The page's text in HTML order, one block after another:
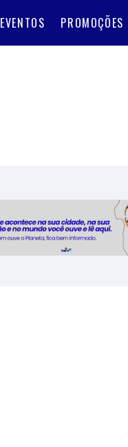
EVENTOS PROMOÇÕES